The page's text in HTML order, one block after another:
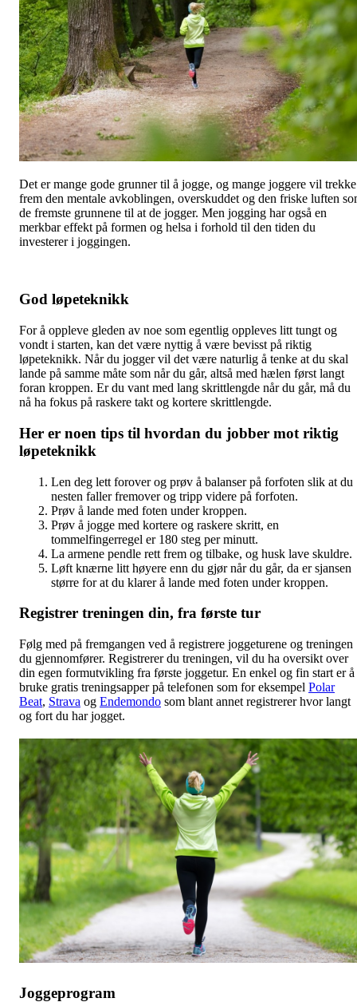
Det er mange gode grunner til å jogge, og mange joggere vil trekke
frem den mentale avkoblingen, overskuddet og den friske luften
de fremste grunnene til at de jogger. Men jogging har også en
merkbar effekt på formen og helsa i forhold til den tiden du
investerer i joggingen.
God løpeteknikk
For å oppleve gleden av noe som egentlig oppleves litt tungt og
vondt i starten, kan det være nyttig å være bevisst på riktig
løpeteknikk. Når du jogger vil det være naturlig å tenke at du skal
lande på samme måte som når du går, altså med hælen først langt
foran kroppen. Er du vant med lang skrittlengde når du går, må du
nå ha fokus på raskere takt og kortere skrittlengde.
Her er noen tips til hvordan du jobber mot riktig
løpeteknikk
Len deg lett forover og prøv å balanser på forfoten slik at du
nesten faller fremover og tripp videre på forfoten.
Prøv å lande med foten under kroppen.
Prøv å jogge med kortere og raskere skritt, en
tommelfingerregel er 180 steg per minutt.
La armene pendle rett frem og tilbake, og husk lave skuldre.
Løft knærne litt høyere enn du gjør når du går, da er sjansen
større for at du klarer å lande med foten under kroppen.
Registrer treningen din, fra første tur
Følg med på fremgangen ved å registrere joggeturene og treningen
du gjennomfører. Registrerer du treningen, vil du ha oversikt over
din egen formutvikling fra første joggetur. En enkel og fin start er å
bruke gratis treningsapper på telefonen som for eksempel Polar
Beat, Strava og Endemondo som blant annet registrerer hvor langt
og fort du har jogget.
Joggeprogram